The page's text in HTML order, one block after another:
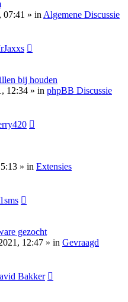
07:41 » inAlgemene Discussie
bij houden
12:34 » in phpBB Discussie
» in Extensies
gezocht
12:47 » in Gevraagd
Bakker